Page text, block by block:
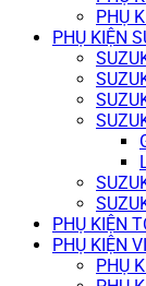
PHỤ
PHỤ KIỆN
PHỤ KIỆN
PHỤ KIỆN
PHỤ